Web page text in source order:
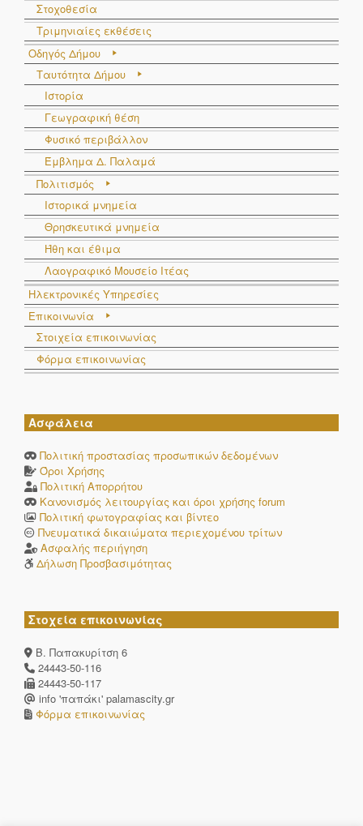
Στοχοθεσία
Τριμηνιαίες εκθέσεις
Οδηγός Δήμου
Ταυτότητα Δήμου
Ιστορία
Γεωγραφική θέση
Φυσικό περιβάλλον
Έμβλημα Δ. Παλαμά
Πολιτισμός
Ιστορικά μνημεία
Θρησκευτικά μνημεία
Ήθη και έθιμα
Λαογραφικό Μουσείο Ιτέας
Ηλεκτρονικές Υπηρεσίες
Επικοινωνία
Στοιχεία επικοινωνίας
Φόρμα επικοινωνίας
Ασφάλεια
Πολιτική προστασίας προσωπικών δεδομένων
Όροι Χρήσης
Πολιτική Απορρήτου
Κανονισμός λειτουργίας και όροι χρήσης forum
Πολιτική φωτογραφίας και βίντεο
Πνευματικά δικαιώματα περιεχομένου τρίτων
Ασφαλής περιήγηση
Δήλωση Προσβασιμότητας
Στοχεία επικοινωνίας
Β. Παπακυρίτση 6
24443-50-116
24443-50-117
info 'παπάκι' palamascity.gr
Φόρμα επικοινωνίας